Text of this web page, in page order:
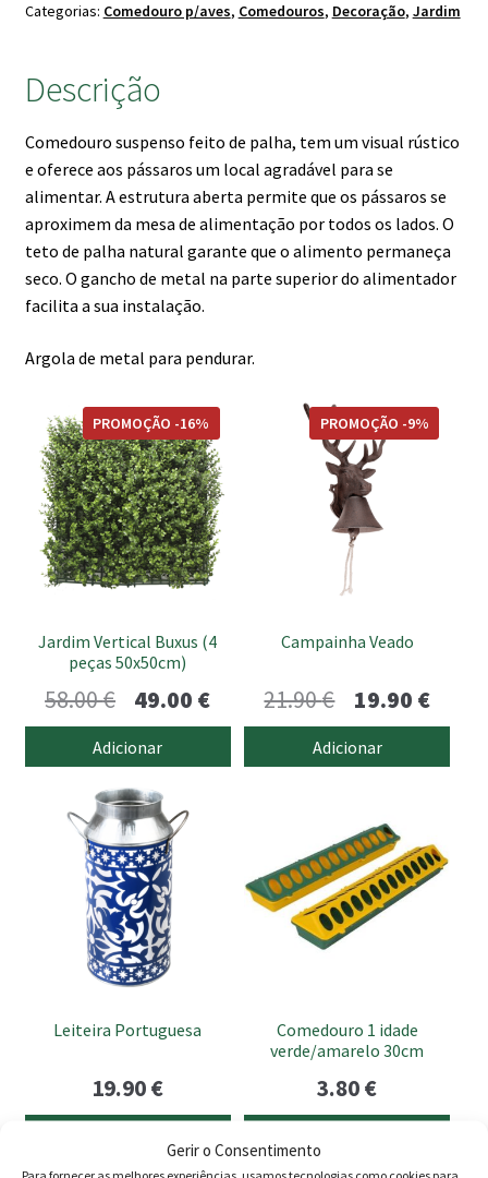
Gerir o Consentimento
Para fornecer as melhores experiências, usamos tecnologias como cookies para
Categorias: Comedouro p/aves, Comedouros, Decoração, Jardim
Descrição
Comedouro suspenso feito de palha, tem um visual rústico
e oferece aos pássaros um local agradável para se
alimentar. A estrutura aberta permite que os pássaros se
aproximem da mesa de alimentação por todos os lados. O
teto de palha natural garante que o alimento permaneça
seco. O gancho de metal na parte superior do alimentador
facilita a sua instalação.
Argola de metal para pendurar.
Jardim Vertical Buxus (4
peças 50x50cm)
PROMOÇÃO -16%
58.00€
O
preço
original
era:
58.00 €.
49.00 €O
preço
atual
Adicionar
Campainha Veado
PROMOÇÃO -9%
21.90€
preço
original
21.90 €.
19.90 €O
preço
atual
Adicionar
Leiteira Portuguesa
19.90€
Comedouro 1 idade
verde/amarelo 30cm
3.80€